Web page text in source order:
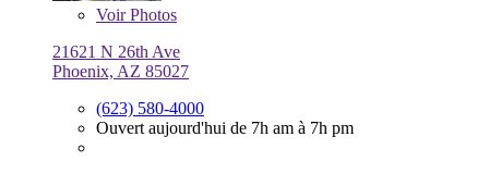
VoirPhotos
21621 N 26th Ave
Phoenix, AZ 85027
(623) 580-4000
Ouvert aujourd'hui de 7h am à 7h pm